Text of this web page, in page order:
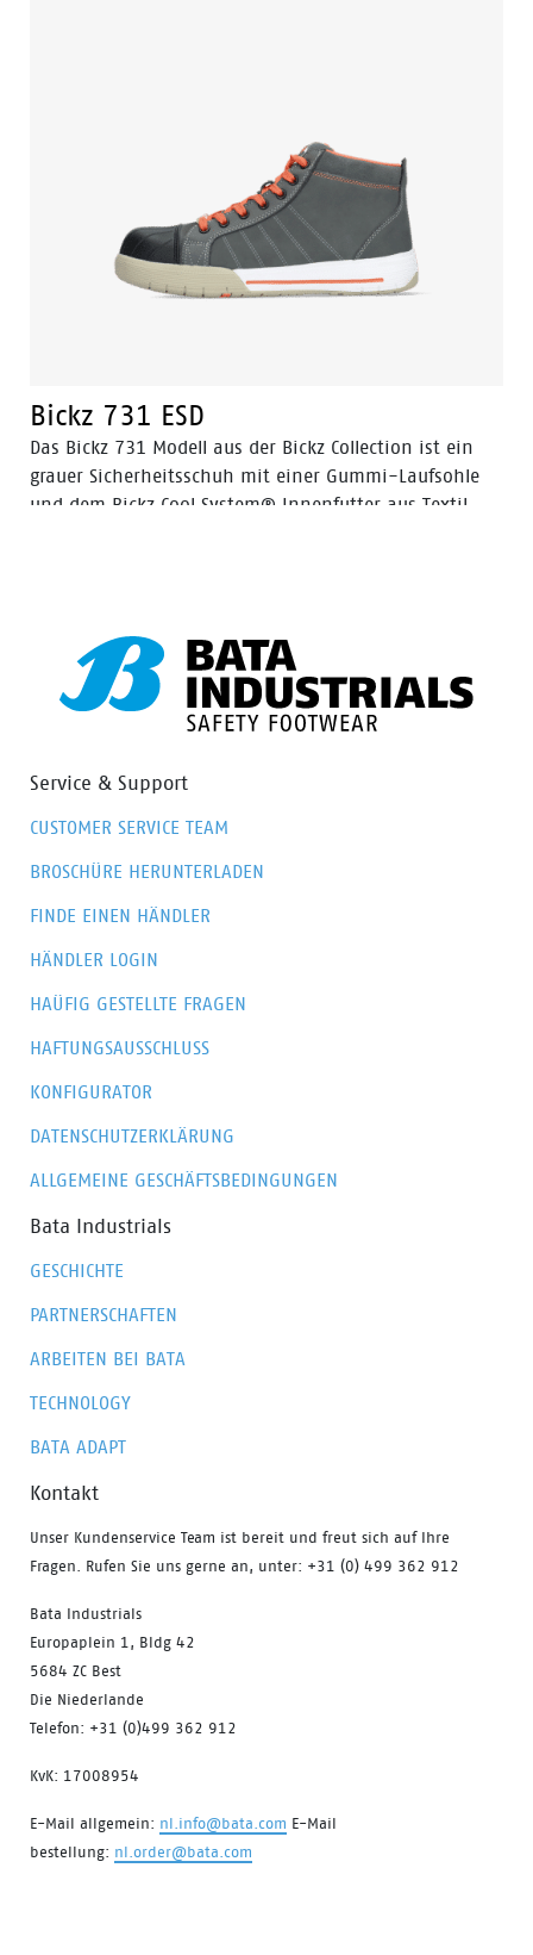
Bickz 731 ESD
Das Bickz 731 Modell aus der Bickz Collection ist ein
grauer Sicherheitsschuh mit einer Gummi-Laufsohle
und dem Bickz Cool System® Innenfutter aus Textil.
Gummi-Überkappe. Bickz 731 ist komplett metallfrei.
Service & Support
CUSTOMER SERVICE TEAM
BROSCHÜRE HERUNTERLADEN
FINDE EINEN HÄNDLER
HÄNDLER LOGIN
HAÜFIG GESTELLTE FRAGEN
HAFTUNGSAUSSCHLUSS
KONFIGURATOR
DATENSCHUTZERKLÄRUNG
ALLGEMEINE GESCHÄFTSBEDINGUNGEN
Bata Industrials
GESCHICHTE
PARTNERSCHAFTEN
ARBEITEN BEI BATA
TECHNOLOGY
BATA ADAPT
Kontakt
Unser Kundenservice Team ist bereit und freut sich auf Ihre
Fragen. Rufen Sie uns gerne an, unter: +31 (0) 499 362 912
Bata Industrials
Europaplein 1, Bldg 42
5684 ZC Best
Die Niederlande
Telefon: +31 (0)499 362 912
KvK: 17008954
E-Mail allgemein: nl.info@bata.com E-Mail
bestellung: nl.order@bata.com